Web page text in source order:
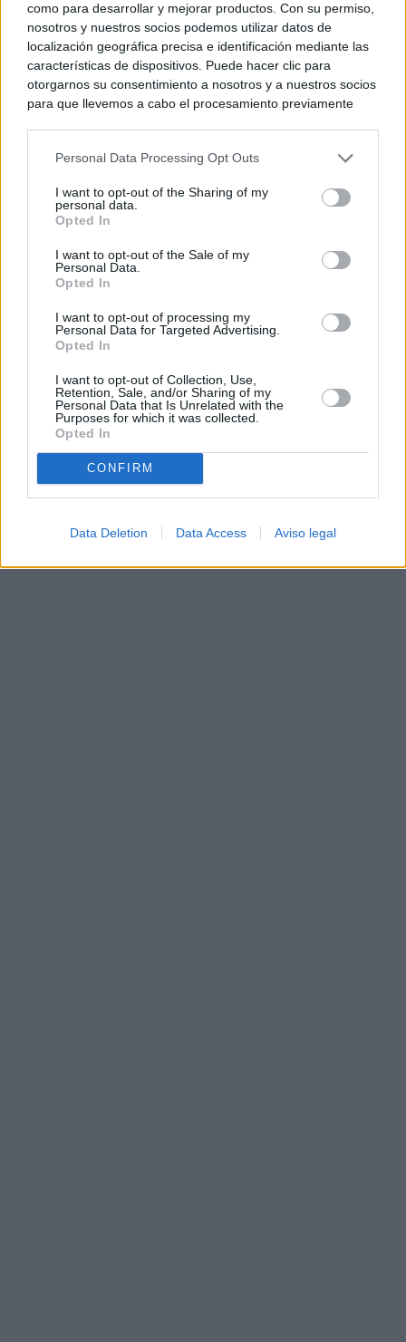
como para desarrollar y mejorar productos. Con su permiso,
nosotros y nuestros socios podemos utilizar datos de
localización geográfica precisa e identificación mediante las
características de dispositivos. Puede hacer clic para
otorgarnos su consentimiento a nosotros y a nuestros socios
para que llevemos a cabo el procesamiento previamente
negar su consentimiento. Tenga en cuenta que algún
de su consentimiento, pero usted tiene el derecho de
rechazar tal procesamiento. Sus preferencias se aplicarán
cualquier momento entrando de nuevo en este sitio web o
visitando nuestra política de privacidad.
Personal Data Processing Opt Outs
I want to opt-out of the Sharing of my
personal data.
Opted In
I want to opt-out of the Sale of my
Personal Data.
Opted In
I want to opt-out of processing my
Personal Data for Targeted Advertising.
Opted In
I want to opt-out of Collection, Use,
Retention, Sale, and/or Sharing of my
Personal Data that Is Unrelated with the
Purposes for which it was collected.
Opted In
CONFIRM
Data Deletion Data Access Aviso legal